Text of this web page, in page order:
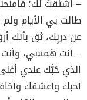
– اشتَقتُ لك؛
طالت بي الأيام
عن دربِك، ثق بأنك
– أنت هَمسي،
الذي حُبَّك عندي
أحبك وأعشقك